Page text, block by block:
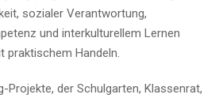
sozialer Verantwortung,
und interkulturellem Lernen
praktischem Handeln.
Projekte, der Schulgarten, Klassenrat,